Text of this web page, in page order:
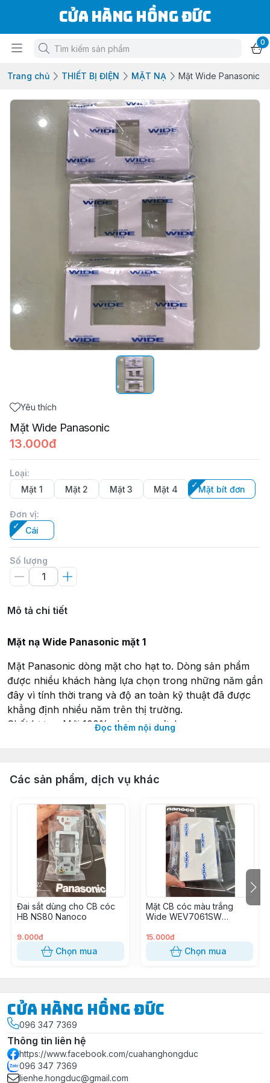
Cửa Hàng Hồng Đức
0
Trang chủ THIẾT BỊ ĐIỆN MẶT NẠ Mặt Wide Panasonic
Yêu thích
Mặt Wide Panasonic
13.000đ
Loại:
Mặt 1
Mặt 2 Mặt 3 Mặt 4 Mặt bít đơn
Đơn vị:
Cái
Số lượng
Mô tả chi tiết
Mặt nạ Wide Panasonic mặt 1
Mặt Panasonic dòng mặt cho hạt to. Dòng sản phẩm
được nhiều khách hàng lựa chọn trong những năm gần
đây vì tính thời trang và độ an toàn kỹ thuật đã được
khẳng định nhiều năm trên thị trường.
Chất lượng: Mới 100% chưa qua sử dụng.
Chất liệu: Nhựa
Điện áp định mức: 250VAC
Màu sắc: Trắng
Tiêu chuẩn: JIS Nhật Bản
Phụ kiện đi kèm: Không
Quy cách đóng gói: 10 cái/hộp
Đọc thêm nội dung
Các sản phẩm, dịch vụ khác
Đai sắt dùng cho CB cóc
HB NS80 Nanoco
9.000đ
Chọn mua
Mặt CB cóc màu trắng
Wide WEV7061SW
15.000đ
Chọn mua
Cửa Hàng Hồng Đức
096 347 7369
Thông tin liên hệ
https://www.facebook.com/cuahanghongduc
096 347 7369
lienhe.hongduc@gmail.com